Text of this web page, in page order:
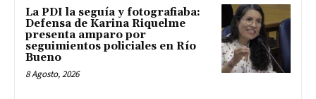
La PDI la seguía y fotografiaba:
Defensa de Karina Riquelme
presenta amparo por
seguimientos policiales en Río
Bueno
8 Agosto, 2026